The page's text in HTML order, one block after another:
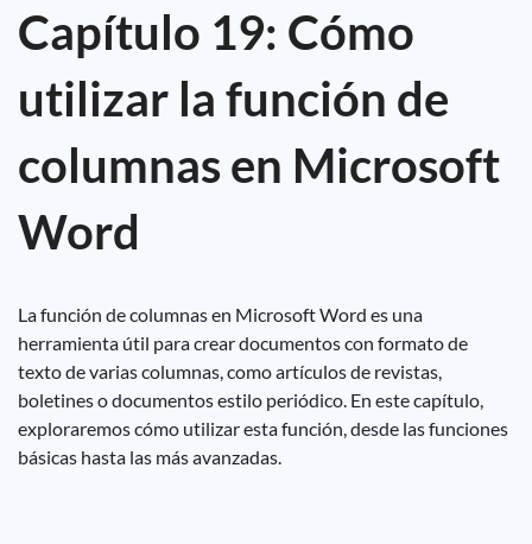
Capítulo 19: Cómo
utilizar la función de
columnas en Microsoft
Word
La función de columnas en Microsoft Word es una
herramienta útil para crear documentos con formato de
texto de varias columnas, como artículos de revistas,
boletines o documentos estilo periódico. En este capítulo,
exploraremos cómo utilizar esta función, desde las funciones
básicas hasta las más avanzadas.